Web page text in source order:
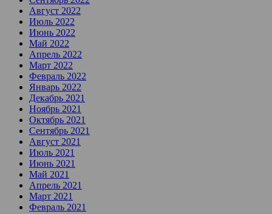
Август 2022
Июль 2022
Июнь 2022
Май 2022
Апрель 2022
Март 2022
Февраль 2022
Январь 2022
Декабрь 2021
Ноябрь 2021
Октябрь 2021
Сентябрь 2021
Август 2021
Июль 2021
Июнь 2021
Май 2021
Апрель 2021
Март 2021
Февраль 2021